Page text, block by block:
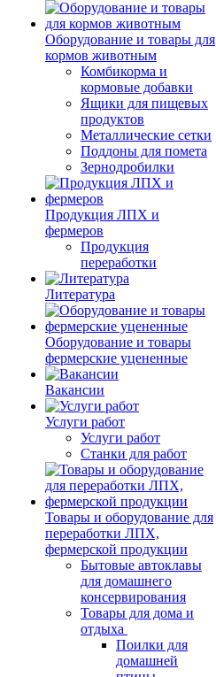
Оборудование и товары для
кормов животным
Комбикорма и
кормовые добавки
Ящики для пищевых
продуктов
Металлические сетки
Поддоны для помета
Зернодробилки
Продукция ЛПХ и
фермеров
Продукция
переработки
Литература
Оборудование и товары
фермерские уцененные
Вакансии
Услуги работ
Услуги работ
Станки для работ
Товары и оборудование для
переработки ЛПХ,
фермерской продукции
Бытовые автоклавы
для домашнего
консервирования
Товары для дома и
отдыха
Поилки для
домашней